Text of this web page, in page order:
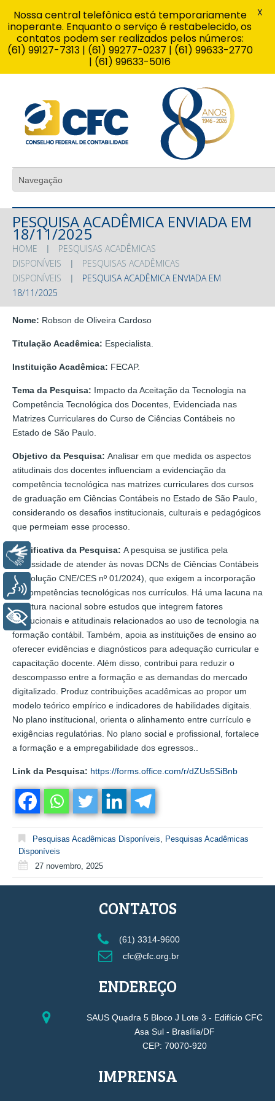
PESQUISA ACADÊMICA ENVIADA EM
18/11/2025
HOME
PESQUISAS ACADÊMICAS
DISPONÍVEIS
PESQUISAS ACADÊMICAS
DISPONÍVEIS
PESQUISA ACADÊMICA ENVIADA EM
18/11/2025
Nome: Robson de Oliveira Cardoso
Titulação Acadêmica: Especialista.
Instituição Acadêmica: FECAP.
Tema da Pesquisa: Impacto da Aceitação da Tecnologia na
Competência Tecnológica dos Docentes, Evidenciada nas
Matrizes Curriculares do Curso de Ciências Contábeis no
Estado de São Paulo.
Objetivo da Pesquisa: Analisar em que medida os aspectos
atitudinais dos docentes influenciam a evidenciação da
competência tecnológica nas matrizes curriculares dos cursos
de graduação em Ciências Contábeis no Estado de São Paulo,
considerando os desafios institucionais, culturais e pedagógicos
que permeiam esse processo.
Justificativa da Pesquisa: A pesquisa se justifica pela
necessidade de atender às novas DCNs de Ciências Contábeis
(Resolução CNE/CES nº 01/2024), que exigem a incorporação
de competências tecnológicas nos currículos. Há uma lacuna na
literatura nacional sobre estudos que integrem fatores
institucionais e atitudinais relacionados ao uso de tecnologia na
formação contábil. Também, apoia as instituições de ensino ao
oferecer evidências e diagnósticos para adequação curricular e
capacitação docente. Além disso, contribui para reduzir o
descompasso entre a formação e as demandas do mercado
digitalizado. Produz contribuições acadêmicas ao propor um
modelo teórico empírico e indicadores de habilidades digitais.
No plano institucional, orienta o alinhamento entre currículo e
exigências regulatórias. No plano social e profissional, fortalece
a formação e a empregabilidade dos egressos..
Link da Pesquisa: https://forms.office.com/r/dZUs5SiBnb
Pesquisas Acadêmicas Disponíveis
Pesquisas Acadêmicas
Disponíveis
27 novembro, 2025
CONTATOS
(61) 3314-9600
cfc@cfc.org.br
ENDEREÇO
SAUS Quadra 5 Bloco J Lote 3 - Edifício CFC
Asa Sul - Brasília/DF
CEP: 70070-920
IMPRENSA
Nossa central telefônica está temporariamente
inoperante. Enquanto o serviço é restabelecido, os
contatos podem ser realizados pelos números:
(61) 99127-7313 | (61) 99277-0237 | (61) 99633-2770
| (61) 99633-5016
X
Libras
Voz
+ Acessibilidade